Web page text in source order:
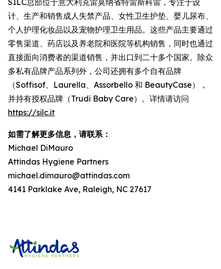
SILC总部位于意大利克雷莫纳省特雷斯科雷，专注于设
计、生产和销售成人失禁产品、女性卫生护垫、婴儿尿布、
个人护理化妆品以及宠物护理卫生用品。这些产品主要通过
零售渠道、药店以及养老院和医院等机构销售，同时也通过
直接面向消费者的渠道销售，并出口到二十多个国家。除众
多私有品牌产品系列外，公司还拥有多个自有品牌
（Soffisof、Laurella、Assorbello 和 BeautyCase），
并持有授权品牌（Trudi Baby Care）。详情请访问
https://silc.it
如需了解更多信息，请联系：
Michael DiMauro
Attindas Hygiene Partners
michael.dimauro@attindas.com
4141 Parklake Ave, Raleigh, NC 27617